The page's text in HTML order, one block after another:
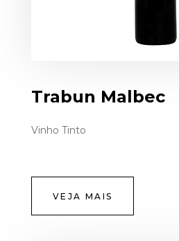
Trabun Malbec
Vinho Tinto
VEJA MAIS